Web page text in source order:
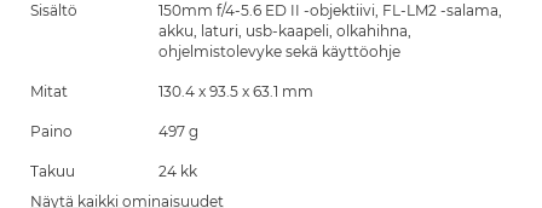
Sisältö
150mm f/4-5.6 ED II -objektiivi, FL-LM2 -salama,
akku, laturi, usb-kaapeli, olkahihna,
ohjelmistolevyke sekä käyttöohje
Mitat 130.4 x 93.5 x 63.1 mm
Paino 497 g
Takuu
24 kk
Näytä kaikki ominaisuudet